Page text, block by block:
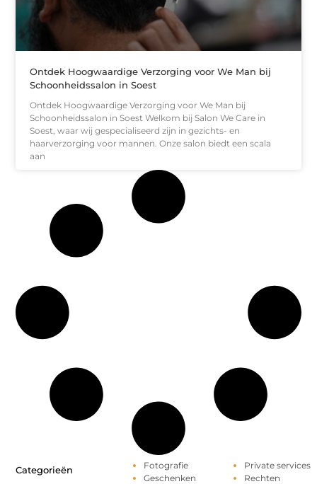
Ontdek Hoogwaardige Verzorging voor We Man bij
Schoonheidssalon in Soest
Ontdek Hoogwaardige Verzorging voor We Man bij
Schoonheidssalon in Soest Welkom bij Salon We Care in
Soest, waar wij gespecialiseerd zijn in gezichts- en
haarverzorging voor mannen. Onze salon biedt een scala
aan
Categorieën
Fotografie
Geschenken
Private services
Rechten